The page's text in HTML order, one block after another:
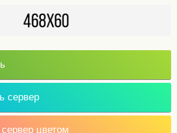
сервер
цветом